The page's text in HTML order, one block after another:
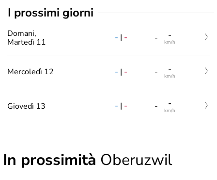
i prossimi giorni
Domani,
Martedì 11
- | - - -
km/h
Mercoledì 12 - | - - -
km/h
Giovedì 13 - | - - -
km/h
In prossimità Oberuzwil